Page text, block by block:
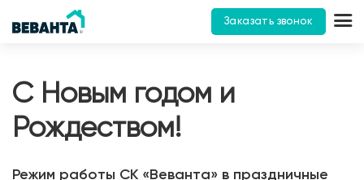
Заказать звонок
С Новым годом и
Рождеством!
Режим работы СК «Веванта» в праздничные